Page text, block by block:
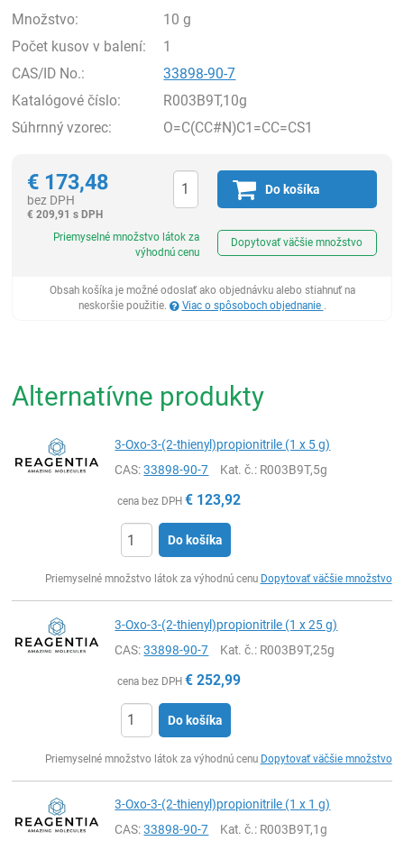
Množstvo:
10 g
Počet kusov v balení:
1
CAS/ID No.:
33898-90-7
Katalógové číslo:
R003B9T,10g
Súhrnný vzorec:
O=C(CC#N)C1=CC=CS1
€ 173,48
bez DPH
€ 209,91 s DPH
Do košíka
Priemyselné množstvo látok za
výhodnú cenu
Dopytovať väčšie množstvo
Obsah košíka je možné odoslať ako objednávku alebo stiahnuť na
neskoršie použitie.
Viac o spôsoboch objednanie .
Alternatívne produkty
3-Oxo-3-(2-thienyl)propionitrile (1 x 5 g)
CAS:33898-90-7 Kat. č.: R003B9T,5g
cena bez DPH € 123,92
Do košíka
Priemyselné množstvo látok za výhodnú cenu Dopytovať väčšie množstvo
3-Oxo-3-(2-thienyl)propionitrile (1 x 25 g)
CAS:33898-90-7 Kat. č.: R003B9T,25g
cena bez DPH € 252,99
Do košíka
Priemyselné množstvo látok za výhodnú cenu Dopytovať väčšie množstvo
3-Oxo-3-(2-thienyl)propionitrile (1 x 1 g)
CAS:33898-90-7 Kat. č.: R003B9T,1g